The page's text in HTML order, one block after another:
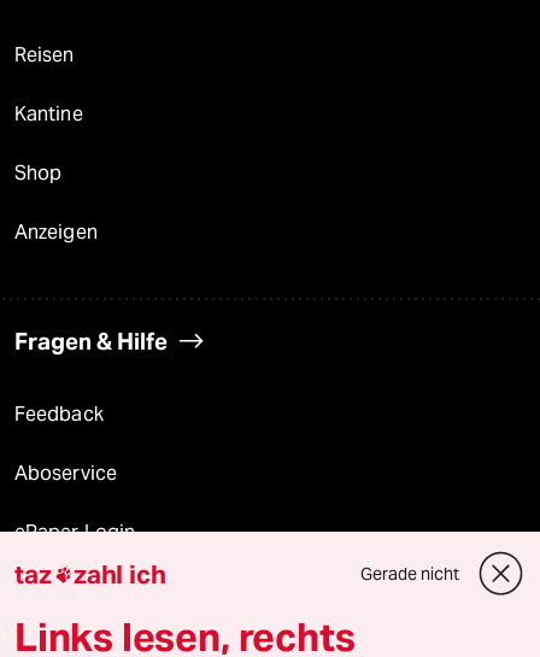
Reisen
Kantine
Shop
Anzeigen
Fragen & Hilfe
Feedback
Aboservice
ePaper Login
Downloads für Abonnierende
taz zahl ich Gerade nicht
Links lesen, rechts